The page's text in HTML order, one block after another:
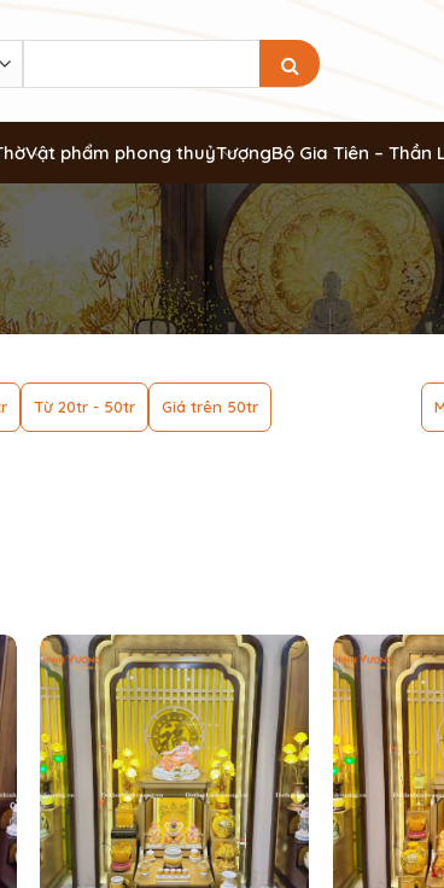
Vật phẩm phong thuỷTượngBộ Gia Tiên – Thần
Từ 20tr - 50tr Giá trên 50tr